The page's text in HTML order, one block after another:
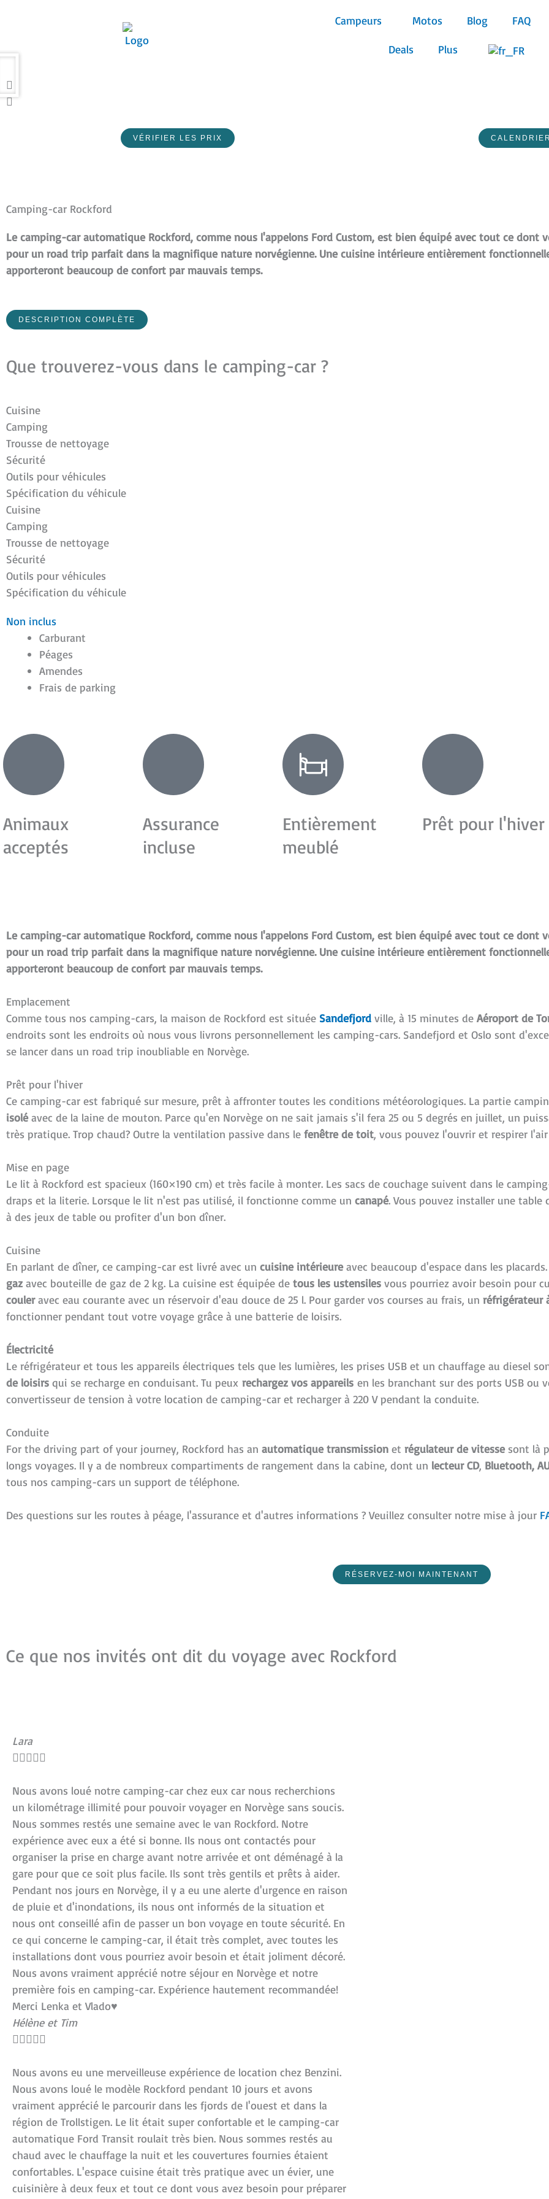
Campeurs Motos Blog FAQ
Deals Plus
VÉRIFIER LES PRIX CALENDRIER
Camping-car Rockford
Le camping-car automatique Rockford, comme nous l'appelons Ford Custom, est bien équipé avec tout ce dont
pour un road trip parfait dans la magnifique nature norvégienne. Une cuisine intérieure entièrement
apporteront beaucoup de confort par mauvais temps.
DESCRIPTION COMPLÈTE
Que trouverez-vous dans le camping-car ?
Cuisine
Camping
Trousse de nettoyage
Sécurité
Outils pour véhicules
Spécification du véhicule
Cuisine
Camping
Trousse de nettoyage
Sécurité
Outils pour véhicules
Spécification du véhicule
Non inclus
Carburant
Péages
Amendes
Frais de parking
Animaux
acceptés
Assurance
incluse
Entièrement
meublé
Prêt pour l'hiver
Le camping-car automatique Rockford, comme nous l'appelons Ford Custom, est bien équipé avec tout ce dont
pour un road trip parfait dans la magnifique nature norvégienne. Une cuisine intérieure entièrement
apporteront beaucoup de confort par mauvais temps.
Emplacement
Comme tous nos camping-cars, la maison de Rockford est située Sandefjord ville, à 15 minutes de Aéroport de
endroits sont les endroits où nous vous livrons personnellement les camping-cars. Sandefjord et Oslo sont
se lancer dans un road trip inoubliable en Norvège.
Prêt pour l'hiver
Ce camping-car est fabriqué sur mesure, prêt à affronter toutes les conditions météorologiques. La partie
isoléavec de la laine de mouton. Parce qu'en Norvège on ne sait jamais s'il fera 25 ou 5 degrés en juillet, un
très pratique. Trop chaud? Outre la ventilation passive dans le fenêtre de toit, vous pouvez l'ouvrir et respirer
Mise en page
Le lit à Rockford est spacieux (160×190 cm) et très facile à monter. Les sacs de couchage suivent dans le
draps et la literie. Lorsque le lit n'est pas utilisé, il fonctionne comme un canapé. Vous pouvez installer une
à des jeux de table ou profiter d'un bon dîner.
Cuisine
En parlant de dîner, ce camping-car est livré avec un cuisine intérieureavec beaucoup d'espace dans les
gaz avec bouteille de gaz de 2 kg. La cuisine est équipée de tous les ustensiles vous pourriez avoir besoin pour
couleravec eau courante avec un réservoir d'eau douce de 25 l. Pour garder vos courses au frais, un réfrigérateur
fonctionner pendant tout votre voyage grâce à une batterie de loisirs.
Électricité
Le réfrigérateur et tous les appareils électriques tels que les lumières, les prises USB et un chauffage au diesel
de loisirs qui se recharge en conduisant. Tu peux rechargez vos appareils en les branchant sur des ports USB ou
convertisseur de tension à votre location de camping-car et recharger à 220 V pendant la conduite.
Conduite
For the driving part of your journey, Rockford has an automatique transmission et régulateur de vitessesont là
longs voyages. Il y a de nombreux compartiments de rangement dans la cabine, dont un lecteur CD, Bluetooth,
tous nos camping-cars un support de téléphone.
Des questions sur les routes à péage, l'assurance et d'autres informations ? Veuillez consulter notre mise à jour
RÉSERVEZ-MOI MAINTENANT
Ce que nos invités ont dit du voyage avec Rockford
Lara

Nous avons loué notre camping-car chez eux car nous recherchions
un kilométrage illimité pour pouvoir voyager en Norvège sans soucis.
Nous sommes restés une semaine avec le van Rockford. Notre
expérience avec eux a été si bonne. Ils nous ont contactés pour
organiser la prise en charge avant notre arrivée et ont déménagé à la
gare pour que ce soit plus facile. Ils sont très gentils et prêts à aider.
Pendant nos jours en Norvège, il y a eu une alerte d'urgence en raison
de pluie et d'inondations, ils nous ont informés de la situation et
nous ont conseillé afin de passer un bon voyage en toute sécurité. En
ce qui concerne le camping-car, il était très complet, avec toutes les
installations dont vous pourriez avoir besoin et était joliment décoré.
Nous avons vraiment apprécié notre séjour en Norvège et notre
première fois en camping-car. Expérience hautement recommandée!
Merci Lenka et Vlado♥️
Hélène et Tim

Nous avons eu une merveilleuse expérience de location chez Benzini.
Nous avons loué le modèle Rockford pendant 10 jours et avons
vraiment apprécié le parcourir dans les fjords de l'ouest et dans la
région de Trollstigen. Le lit était super confortable et le camping-car
automatique Ford Transit roulait très bien. Nous sommes restés au
chaud avec le chauffage la nuit et les couvertures fournies étaient
confortables. L'espace cuisine était très pratique avec un évier, une
cuisinière à deux feux et tout ce dont vous avez besoin pour préparer